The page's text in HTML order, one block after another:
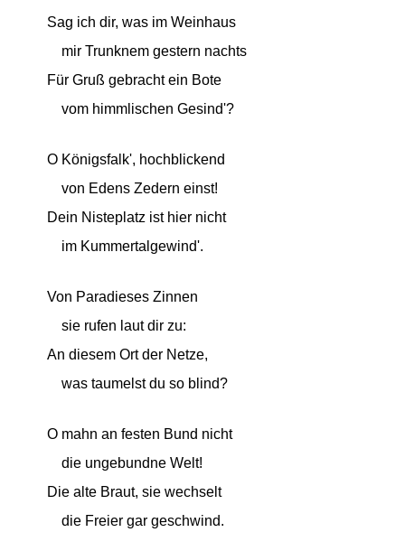
Sag ich dir, was im Weinhaus
mir Trunknem gestern nachts
Für Gruß gebracht ein Bote
vom himmlischen Gesind'?
O Königsfalk', hochblickend
von Edens Zedern einst!
Dein Nisteplatz ist hier nicht
im Kummertalgewind'.
Von Paradieses Zinnen
sie rufen laut dir zu:
An diesem Ort der Netze,
was taumelst du so blind?
O mahn an festen Bund nicht
die ungebundne Welt!
Die alte Braut, sie wechselt
die Freier gar geschwind.